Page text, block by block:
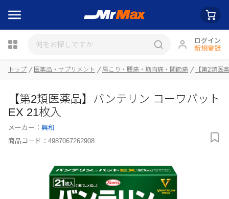
ログイン
新規登録
瓶詰
トップ 医薬品・サプリメント 肩こり・腰痛・筋肉痛・関節痛 【第2類医
【第2類医薬品】バンテリン コーワパット
EX 21枚入
メーカー： 興和
商品コード： 4987067262908